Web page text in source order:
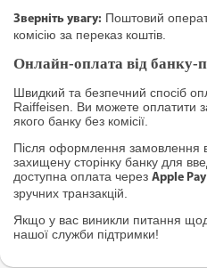
Зверніть увагу: Поштовий
комісію за переказ коштів.
Онлайн-оплата від банку-
Швидкий та безпечний спосіб
Raiffeisen. Ви можете оплатити
якого банку без комісії.
Після оформлення замовлення
захищену сторінку банку для
доступна оплата через Apple Pay
зручних транзакцій.
Якщо у вас виникли питання
нашої служби підтримки!